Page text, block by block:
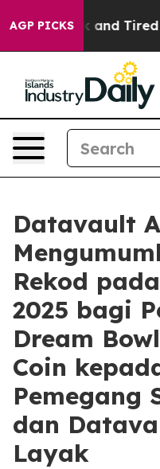
AGP PICKS
Sick and Tired of
Datavault
Rekod
2025 bagi
Dream
Coin
Pemegang
dan
Layak